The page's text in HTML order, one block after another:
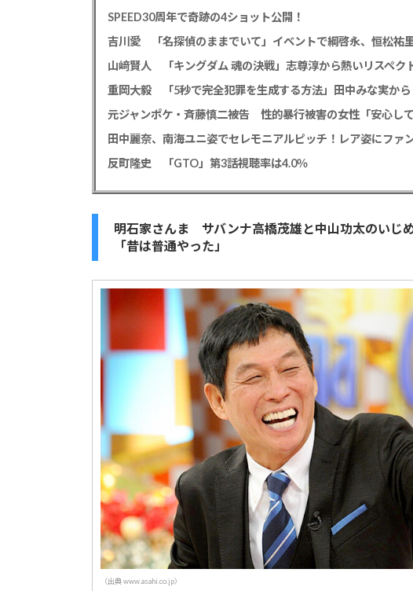
SPEED30周年で奇跡の4ショット公開！
吉川愛 「名探偵のままでいて」イベントで綱啓永、恒松祐
山﨑賢人 「キングダム 魂の決戦」志尊淳から熱いリスペク
元ジャンポケ・斉藤慎二被告 性的暴行被害の女性「安心し
田中麗奈、南海ユニ姿でセレモニアルピッチ！レア姿にファ
反町隆史 「GTO」第3話視聴率は4.0％
明石家さんま サバンナ高橋茂雄と中山功太のいじ
「昔は普通やった」
（出典 www.asahi.co.jp）